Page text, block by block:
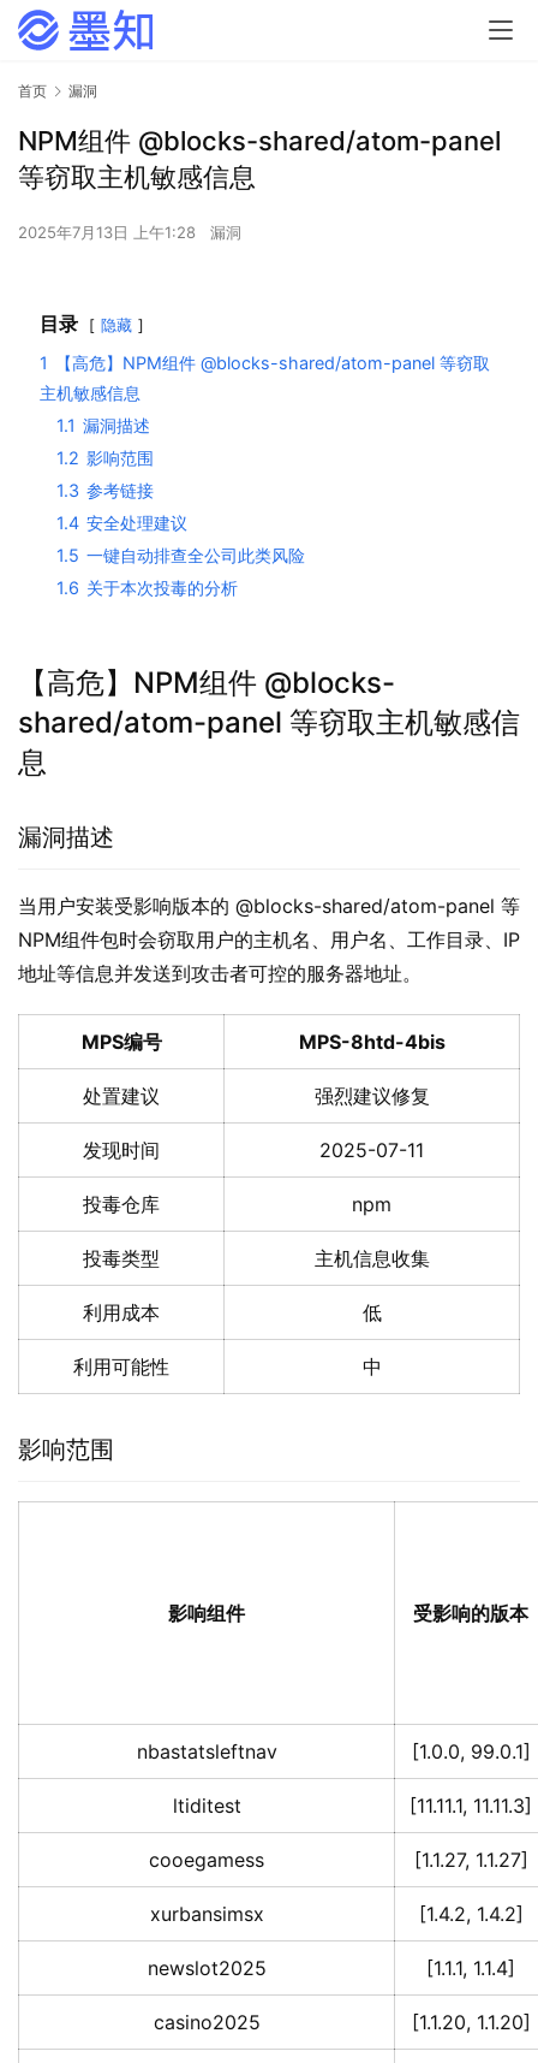
首页 漏洞
NPM组件 @blocks-shared/atom-panel
等窃取主机敏感信息
2025年7月13日 上午1:28 漏洞
目录 隐藏
1
【高危】NPM组件 @blocks-shared/atom-panel 等窃取
主机敏感信息
1.1 漏洞描述
1.2 影响范围
1.3 参考链接
1.4 安全处理建议
1.5 一键自动排查全公司此类风险
1.6 关于本次投毒的分析
【高危】NPM组件 @blocks-
shared/atom-panel 等窃取主机敏感信
息
漏洞描述
当用户安装受影响版本的 @blocks-shared/atom-panel 等
NPM组件包时会窃取用户的主机名、用户名、工作目录、IP
地址等信息并发送到攻击者可控的服务器地址。
MPS编号 MPS-8htd-4bis
处置建议 强烈建议修复
发现时间 2025-07-11
投毒仓库 npm
投毒类型 主机信息收集
利用成本 低
利用可能性 中
影响范围
影响组件 受影响的版本
nbastatsleftnav [1.0.0, 99.0.1]
ltiditest [11.11.1, 11.11.3]
cooegamess [1.1.27, 1.1.27]
xurbansimsx [1.4.2, 1.4.2]
newslot2025 [1.1.1, 1.1.4]
casino2025 [1.1.20, 1.1.20]